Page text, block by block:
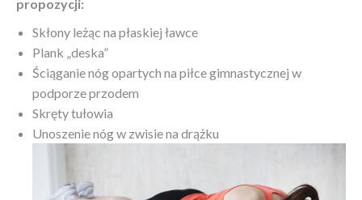
propozycji:
Skłony leżąc na płaskiej ławce
Plank „deska”
Ściąganie nóg opartych na piłce gimnastycznej w
podporze przodem
Skręty tułowia
Unoszenie nóg w zwisie na drążku